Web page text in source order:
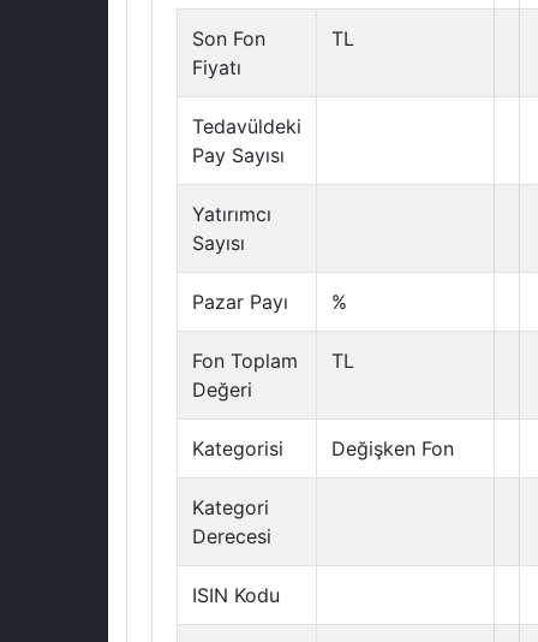
Son Fon
Fiyatı
TL
Tedavüldeki
Pay Sayısı
Yatırımcı
Sayısı
Pazar Payı %
Fon Toplam
Değeri
TL
Kategorisi Değişken Fon
Kategori
Derecesi
ISIN Kodu